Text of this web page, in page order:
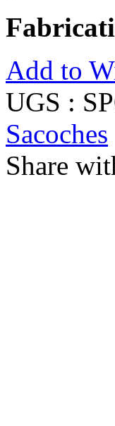
Add to
UGS :
Sacoches
Share